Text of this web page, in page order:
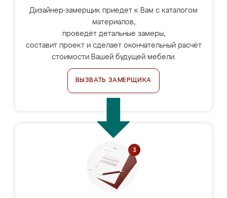
Дизайнер-замерщик приедет к Вам с каталогом
материалов,
проведёт детальные замеры,
составит проект и сделает окончательный расчёт
стоимости Вашей будущей мебели.
ВЫЗВАТЬ ЗАМЕРЩИКА